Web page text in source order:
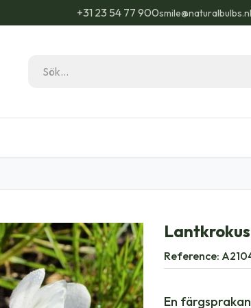
+31 23 54 77 900smile@naturalbulbs.nl
Reference:
En